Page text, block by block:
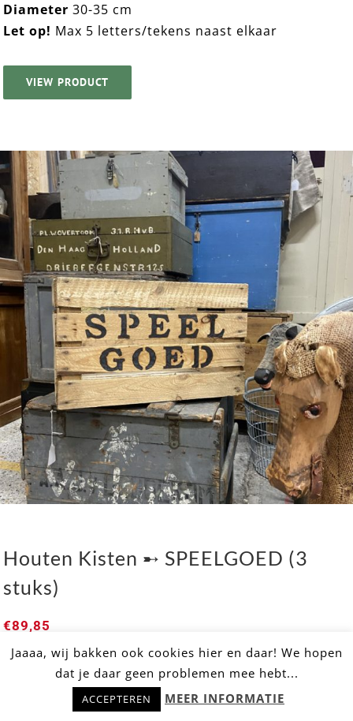
Diameter 30-35 cm
Let op! Max 5 letters/tekens naast elkaar
VIEW PRODUCT
Houten Kisten ➸ SPEELGOED (3 stuks)
Houten Kisten ➸ SPEELGOED (3
stuks)
€89,85
Een houten kist met SPEEL GOED gebrand
WHOLESALEDit product inkopen voor je winkel?
Jaaaa, wij bakken ook cookies hier en daar! We hopen
dat je daar geen problemen mee hebt...
ACCEPTEREN MEER INFORMATIE
Hulp nodig? Stel snel je vraag!